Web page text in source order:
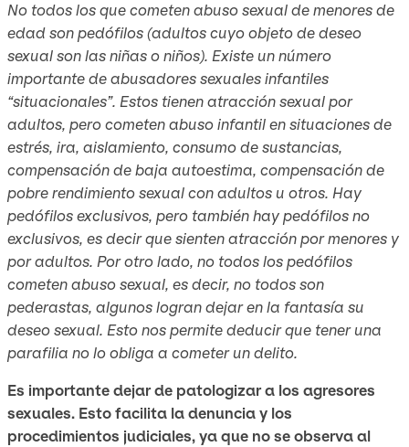
No todos los que cometen abuso sexual de menores de
edad son pedófilos (adultos cuyo objeto de deseo
sexual son las niñas o niños). Existe un número
importante de abusadores sexuales infantiles
“situacionales”. Estos tienen atracción sexual por
adultos, pero cometen abuso infantil en situaciones de
estrés, ira, aislamiento, consumo de sustancias,
compensación de baja autoestima, compensación de
pobre rendimiento sexual con adultos u otros. Hay
pedófilos exclusivos, pero también hay pedófilos no
exclusivos, es decir que sienten atracción por menores y
por adultos. Por otro lado, no todos los pedófilos
cometen abuso sexual, es decir, no todos son
pederastas, algunos logran dejar en la fantasía su
deseo sexual. Esto nos permite deducir que tener una
parafilia no lo obliga a cometer un delito.
Es importante dejar de patologizar a los agresores
sexuales. Esto facilita la denuncia y los
procedimientos judiciales, ya que no se observa al